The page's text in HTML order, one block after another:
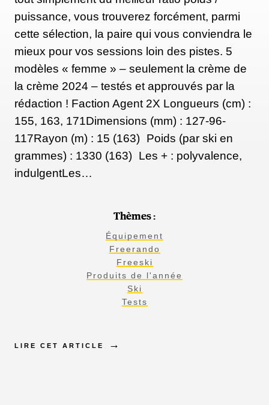
puissance, vous trouverez forcément, parmi
cette sélection, la paire qui vous conviendra le
mieux pour vos sessions loin des pistes. 5
modèles « femme » – seulement la crème de
la crème 2024 – testés et approuvés par la
rédaction ! Faction Agent 2X Longueurs (cm) :
155, 163, 171Dimensions (mm) : 127-96-
117Rayon (m) : 15 (163) Poids (par ski en
grammes) : 1330 (163) Les + : polyvalence,
indulgentLes…
Thèmes :
Équipement
Freerando
Freeski
Produits de l'année
Ski
Tests
LIRE CET ARTICLE